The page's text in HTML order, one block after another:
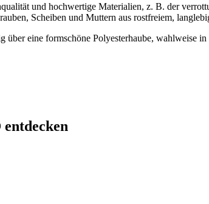
und hochwertige Materialien, z. B. der
Scheiben und Muttern aus rostfreiem,
über eine form­schöne Polyesterhaube,